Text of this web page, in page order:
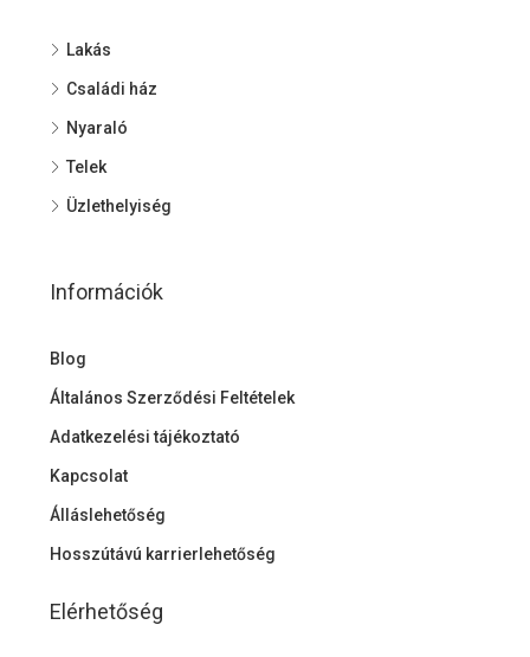
Lakás
Családi ház
Nyaraló
Telek
Üzlethelyiség
Információk
Blog
Általános Szerződési Feltételek
Adatkezelési tájékoztató
Kapcsolat
Álláslehetőség
Hosszútávú karrierlehetőség
Elérhetőség